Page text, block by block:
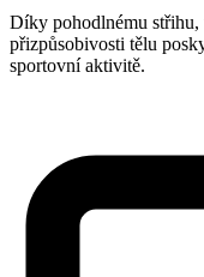
Díky pohodlnému střihu,
přizpůsobivosti tělu
sportovní aktivitě.